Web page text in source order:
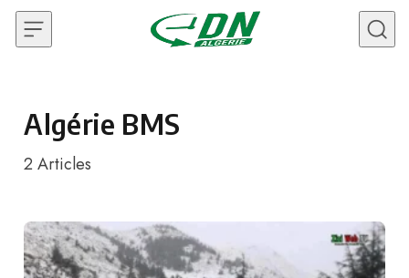
Skip to content
Algérie BMS
2 Articles